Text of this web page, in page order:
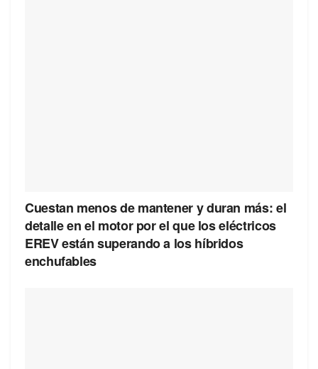
Cuestan menos de mantener y duran más: el
detalle en el motor por el que los eléctricos
EREV están superando a los híbridos
enchufables